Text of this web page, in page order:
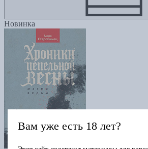
Новинка
Вам уже есть 18 лет?